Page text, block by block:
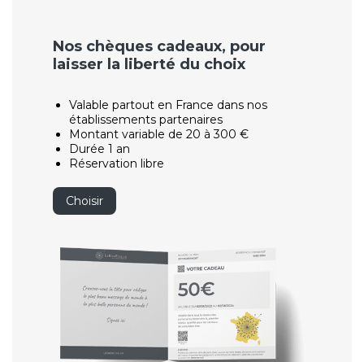
Nos chèques cadeaux, pour
laisser la liberté du choix
Valable partout en France dans nos
établissements partenaires
Montant variable de 20 à 300 €
Durée 1 an
Réservation libre
Choisir